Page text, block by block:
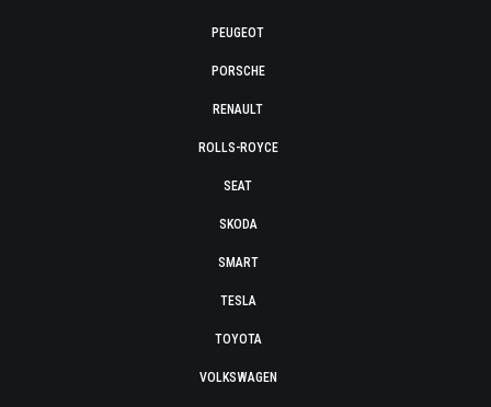
PEUGEOT
PORSCHE
RENAULT
ROLLS-ROYCE
SEAT
SKODA
SMART
TESLA
TOYOTA
VOLKSWAGEN